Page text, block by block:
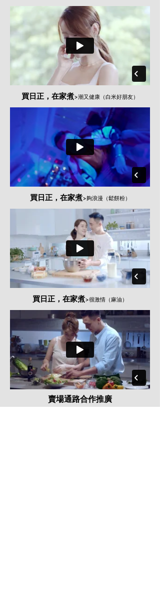
買日正，在家煮>潮又健康 （白米好朋友）
買日正，在家煮>夠浪漫 （鬆餅粉）
買日正，在家煮>很激情 （麻油）
賣場通路合作推廣